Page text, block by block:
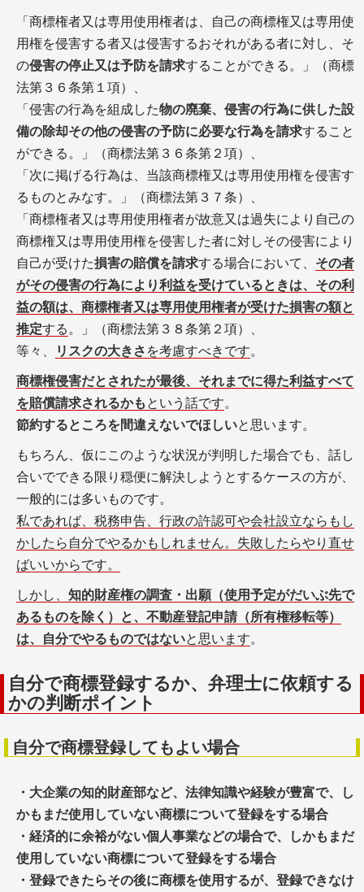
「商標権者又は専用使用権者は、自己の商標権又は専用使
用権を侵害する者又は侵害するおそれがある者に対し、そ
の侵害の停止又は予防を請求することができる。」（商標
法第３６条第１項）、
「侵害の行為を組成した物の廃棄、侵害の行為に供した設
備の除却その他の侵害の予防に必要な行為を請求すること
ができる。」（商標法第３６条第２項）、
「次に掲げる行為は、当該商標権又は専用使用権を侵害す
るものとみなす。」（商標法第３７条）、
「商標権者又は専用使用権者が故意又は過失により自己の
商標権又は専用使用権を侵害した者に対しその侵害により
自己が受けた損害の賠償を請求する場合において、 その者
がその侵害の行為により利益を受けているときは、その利
益の額は、商標権者又は専用使用権者が受けた損害の額と
推定する 。」（商標法第３８条第２項）、
等々、
リスクの大きさ を考慮すべきです。
商標権侵害だとされたが最後、それまでに得た利益すべて
を賠償請求されるかも という話です。
節約するところを間違えないでほしいと思います。
もちろん、仮にこのような状況が判明した場合でも、話し
合いでできる限り穏便に解決しようとするケースの方が、
一般的には多いものです。
私であれば、税務申告、行政の許認可や会社設立ならもし
かしたら自分でやるかもしれません。失敗したらやり直せ
ばいいからです。
しかし、 知的財産権の調査・出願（使用予定がだいぶ先で
あるものを除く）と、不動産登記申請（所有権移転等）
は、自分でやるものではないと思います。
自分で商標登録するか、弁理士に依頼する
かの判断ポイント
自分で商標登録してもよい場合
・大企業の知的財産部など、法律知識や経験が豊富で、し
かもまだ使用していない商標について登録をする場合
・経済的に余裕がない個人事業などの場合で、しかもまだ
使用していない商標について登録をする場合
・登録できたらその後に商標を使用するが、登録できなけ